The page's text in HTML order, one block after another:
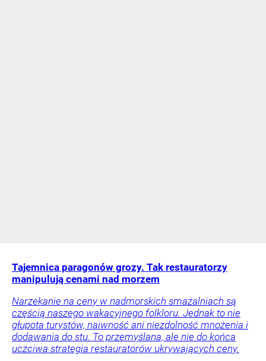
Tajemnica paragonów grozy. Tak restauratorzy
manipulują cenami nad morzem
Narzekanie na ceny w nadmorskich smażalniach są
częścią naszego wakacyjnego folkloru. Jednak to nie
głupota turystów, naiwność ani niezdolność mnożenia i
dodawania do stu. To przemyślana, ale nie do końca
uczciwa strategia restauratorów ukrywających ceny.